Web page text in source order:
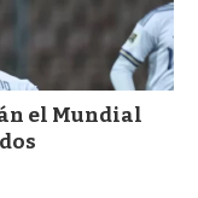
el Mundial